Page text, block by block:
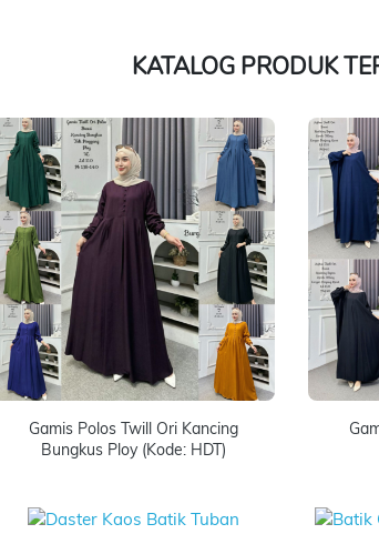
KATALOG PRODUK
Gamis Polos Twill Ori Kancing
Bungkus Ploy (Kode: HDT)